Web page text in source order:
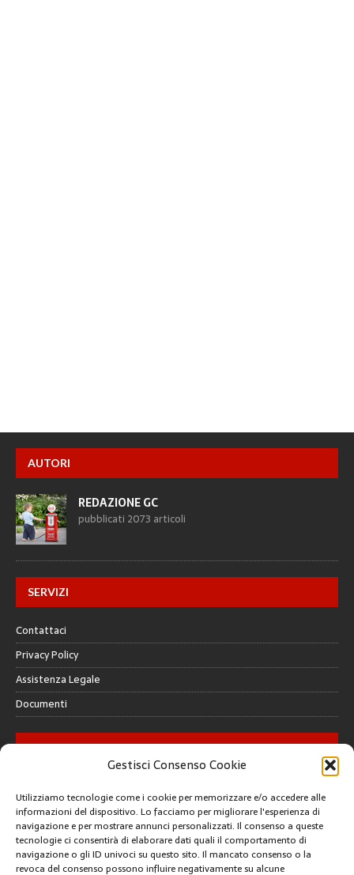
Gestisci Consenso Cookie
Utilizziamo tecnologie come i cookie per memorizzare e/o accedere alle
informazioni del dispositivo. Lo facciamo per migliorare l'esperienza di
navigazione e per mostrare annunci personalizzati. Il consenso a queste
tecnologie ci consentirà di elaborare dati quali il comportamento di
navigazione o gli ID univoci su questo sito. Il mancato consenso o la
revoca del consenso possono influire negativamente su alcune
AUTORI
REDAZIONE GC
pubblicati 2073 articoli
SERVIZI
Contattaci
Privacy Policy
Assistenza Legale
Documenti
GALLERY
CREATIVE COMMONS